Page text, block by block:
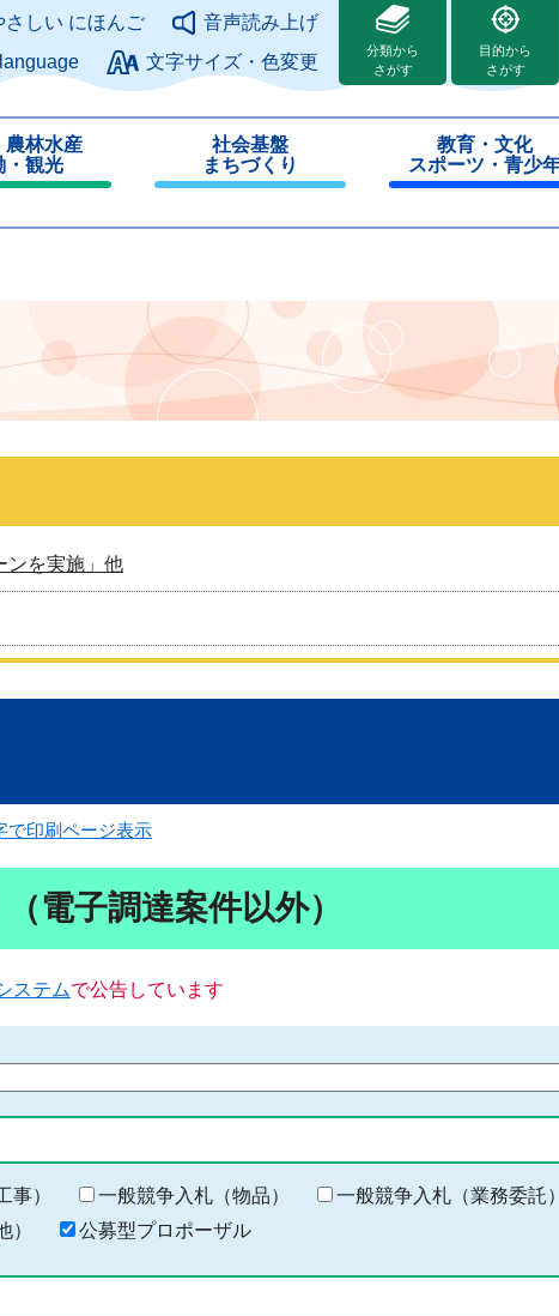
このページの本文へ
さしい にほんご
音声読み上げ
文字サイズ・色変更
分類から
さがす
目的から
さがす
農林水産
・観光
社会基盤
まちづくり
じ
教育・文化
スポーツ・青少
じ
ンを実施」他
で印刷ページ表示
電子調達案件以外）
ステムで公告しています
事） 一般競争入札（物品）
一般競争入札（業務委託）
）
公募型プロポーザル